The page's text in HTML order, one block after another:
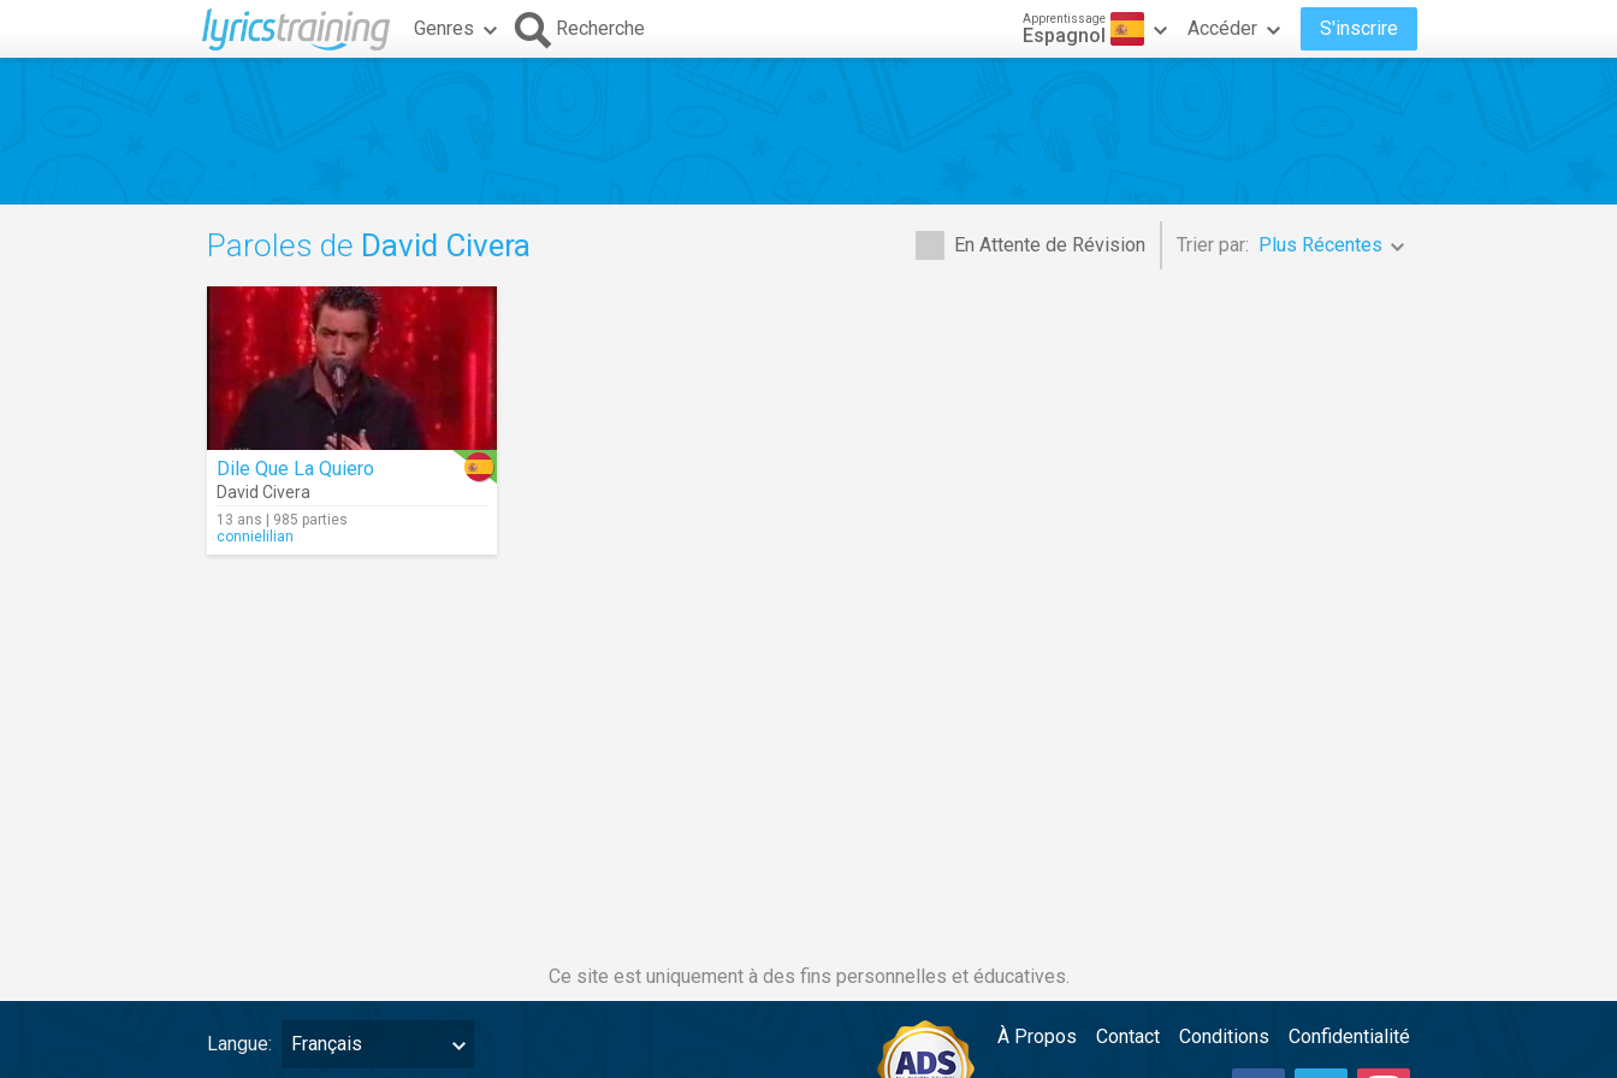
Genres Recherche Apprentissage
Espagnol Accéder S'inscrire
En Attente de Révision Trier par: Plus Récentes
Paroles de David Civera
Dile Que La Quiero
David Civera
13 ans | 985 parties
connielilian
Ce site est uniquement à des fins personnelles et éducatives.
Langue: Français À Propos Contact Conditions Confidentialité